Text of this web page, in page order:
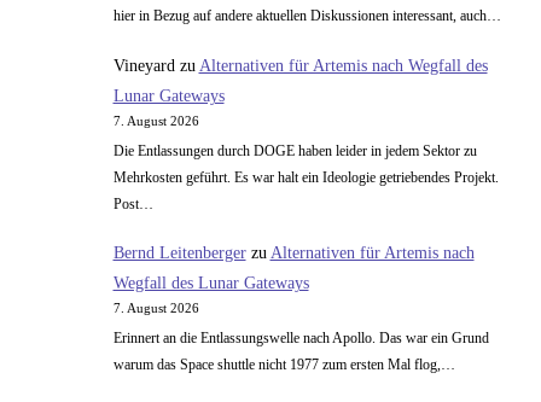
hier in Bezug auf andere aktuellen Diskussionen interessant, auch…
Vineyard zu Alternativen für Artemis nach Wegfall des
Lunar Gateways
7. August 2026
Die Entlassungen durch DOGE haben leider in jedem Sektor zu
Mehrkosten geführt. Es war halt ein Ideologie getriebendes Projekt.
Post…
Bernd Leitenbergerzu Alternativen für Artemis nach
Wegfall des Lunar Gateways
7. August 2026
Erinnert an die Entlassungswelle nach Apollo. Das war ein Grund
warum das Space shuttle nicht 1977 zum ersten Mal flog,…